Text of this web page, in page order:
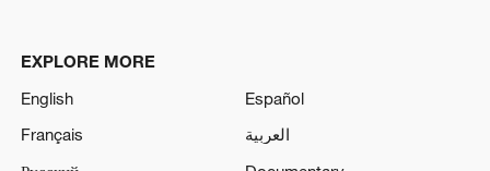
EXPLORE MORE
English
Español
Français
العربية